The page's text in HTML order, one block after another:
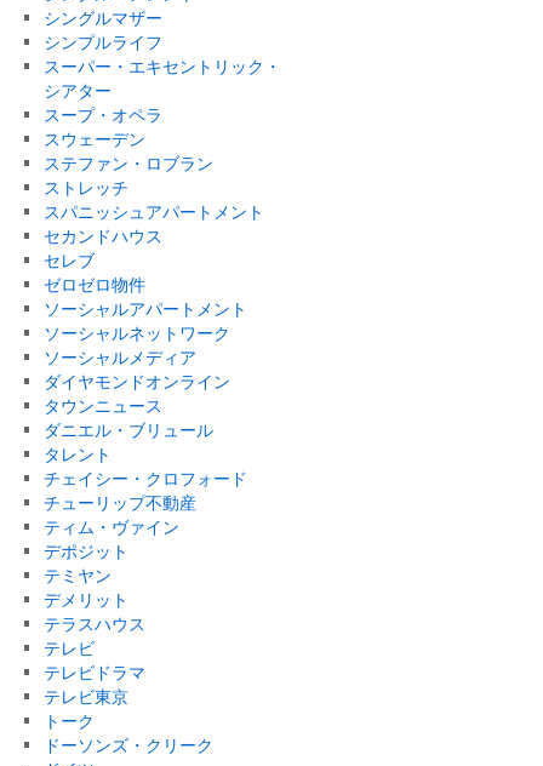
シングルマザー
シンプルライフ
スーパー・エキセントリック・
シアター
スープ・オペラ
スウェーデン
ステファン・ロブラン
ストレッチ
スパニッシュアパートメント
セカンドハウス
セレブ
ゼロゼロ物件
ソーシャルアパートメント
ソーシャルネットワーク
ソーシャルメディア
ダイヤモンドオンライン
タウンニュース
ダニエル・ブリュール
タレント
チェイシー・クロフォード
チューリップ不動産
ティム・ヴァイン
デポジット
テミヤン
デメリット
テラスハウス
テレビ
テレビドラマ
テレビ東京
トーク
ドーソンズ・クリーク